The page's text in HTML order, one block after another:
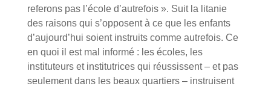
referons pas l’école d’autrefois ». Suit la litanie
des raisons qui s’opposent à ce que les enfants
d’aujourd’hui soient instruits comme autrefois. Ce
en quoi il est mal informé : les écoles, les
instituteurs et institutrices qui réussissent – et pas
seulement dans les beaux quartiers – instruisent